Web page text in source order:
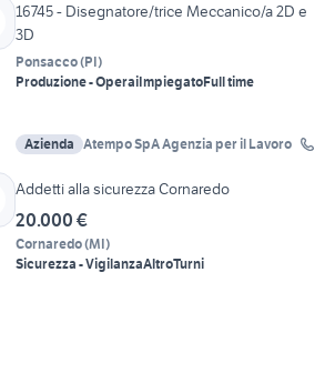
16745 - Disegnatore/trice Meccanico/a 2D e
3D
Ponsacco(PI)
Produzione - OperaiImpiegatoFull time
Azienda Atempo SpA Agenzia per il Lavoro
Addetti alla sicurezza Cornaredo
20.000 €
Cornaredo(MI)
Sicurezza - VigilanzaAltroTurni